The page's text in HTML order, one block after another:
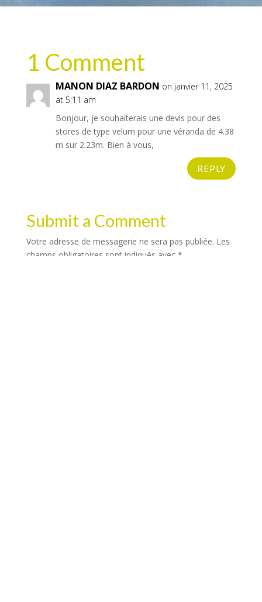
1 Comment
MANON DIAZ BARDON on janvier 11, 2025
at 5:11 am
Bonjour, je souhaiterais une devis pour des
stores de type velum pour une véranda de 4.38
m sur 2.23m. Bien à vous,
REPLY
Submit a Comment
Votre adresse de messagerie ne sera pas publiée. Les
champs obligatoires sont indiqués avec *